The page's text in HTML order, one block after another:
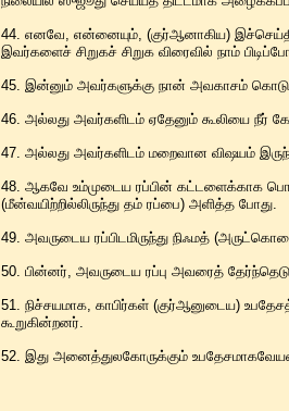
44. எனவே, என்னையும், (குர்ஆனாகிய)
இவர்களைச் சிறுகச் சிறுக விரைவில் நாம்
45. இன்னும் அவர்களுக்கு நான் அவகாசம்
46. அல்லது அவர்களிடம் ஏதேனும் கூலியை நீர்
47. அல்லது அவர்களிடம் மறைவான விஷயம்
48. ஆகவே உம்முடைய ரப்பின் கட்டளைக்காக
(மீன்வயிற்றில்லிருந்து தம் ரப்பை) அளித்த போது.
49. அவருடைய ரப்பிடமிருந்து நிஃமத்
50. பின்னர், அவருடைய ரப்பு அவரைத்
51. நிச்சயமாக, காபிர்கள் (குர்ஆனுடைய)
கூறுகின்றனர்.
52. இது அனைத்துலகோருக்கும்